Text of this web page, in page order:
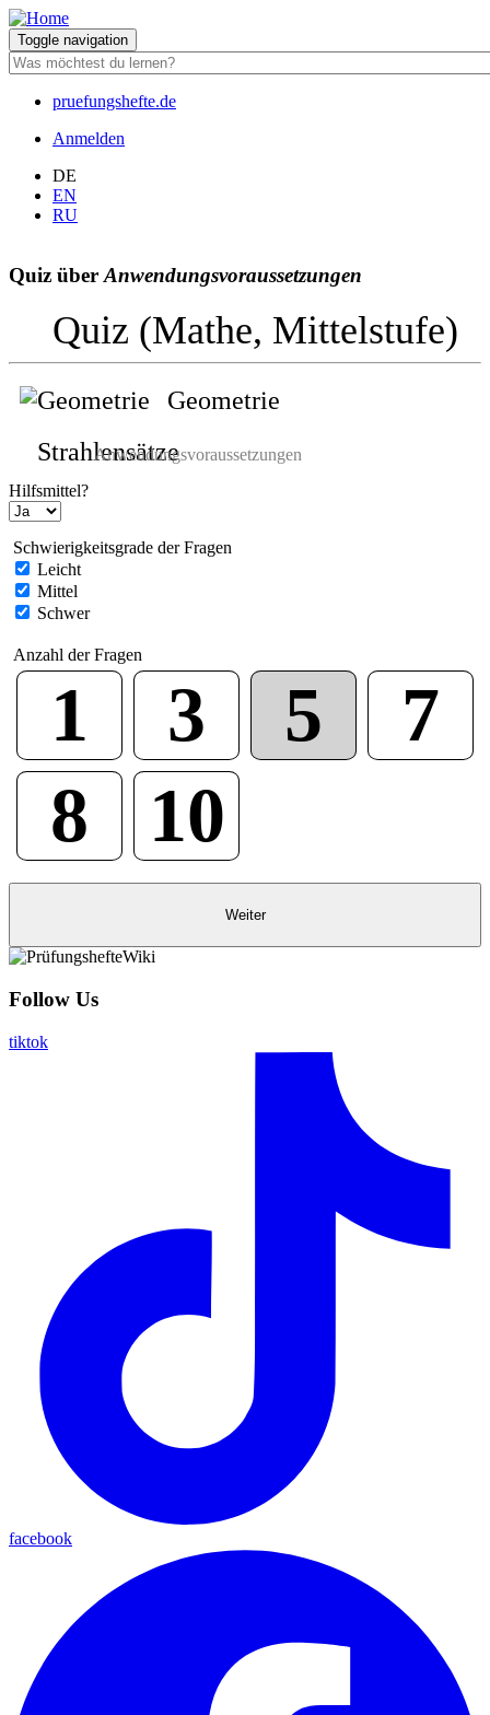
Direkt
zum
Inhalt
Toggle navigation
Hauptnavigation
pruefungshefte.de
Benutzermenü
Anmelden
DE
EN
RU
Quiz über Anwendungsvoraussetzungen
Quiz (Mathe, Mittelstufe)
Geometrie
Strahlensätze
Anwendungsvoraussetzungen
Hilfsmittel?
Schwierigkeitsgrade der Fragen
Leicht
Mittel
Schwer
Anzahl der Fragen
1 3 5
7
8
10
Follow Us
tiktok
facebook